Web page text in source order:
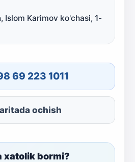
Islom Karimov ko'chasi, 1-
69 223 1011
ochish
xatolik bormi?